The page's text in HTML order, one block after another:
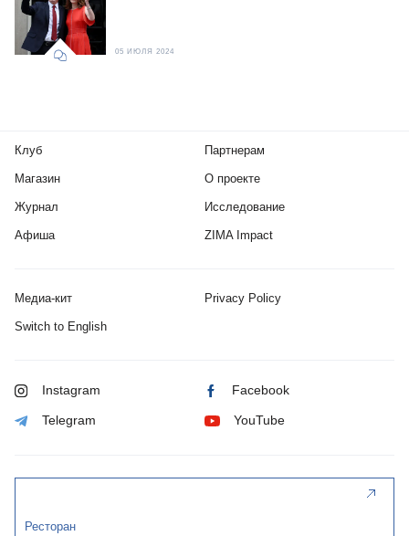
05 ИЮЛЯ 2024
Клуб
Магазин
Журнал
Афиша
Партнерам
О проекте
Исследование
ZIMA Impact
Медиа-кит Privacy Policy
Switch to English
Instagram Facebook
Telegram YouTube
Ресторан